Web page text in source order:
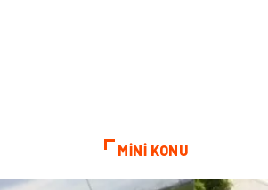
MİNİ KONU